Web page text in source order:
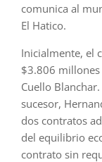
comunica al
El Hatico.
Inicialmente, el
$3.806
Cuello
sucesor,
dos contratos
del equilibrio
contrato sin